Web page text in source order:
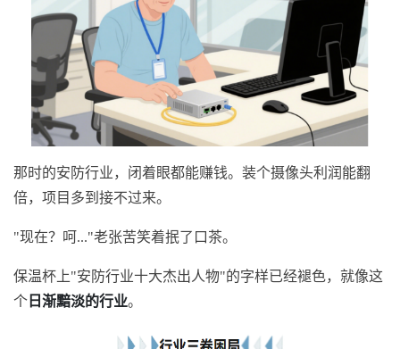
那时的安防行业，闭着眼都能赚钱。装个摄像头利润能翻
倍，项目多到接不过来。
"现在？呵..."老张苦笑着抿了口茶。
保温杯上"安防行业十大杰出人物"的字样已经褪色，就像这
个 日渐黯淡的行业。